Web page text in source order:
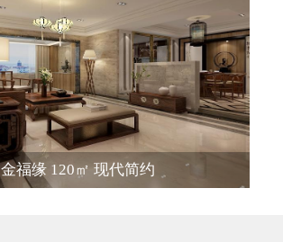
金福缘 120㎡ 现代简约